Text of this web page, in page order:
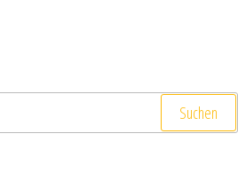
Suchen